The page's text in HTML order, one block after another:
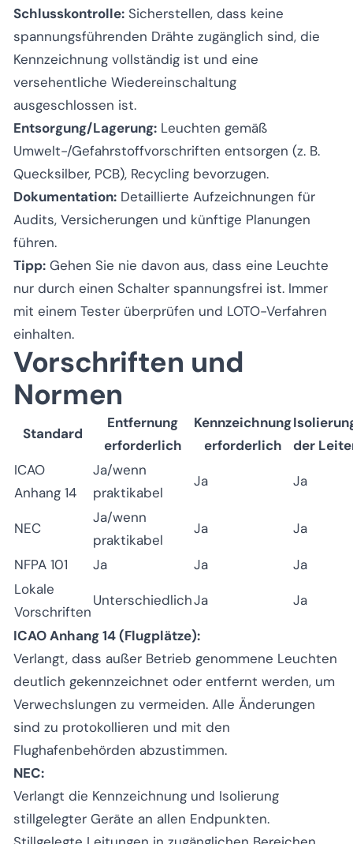
Schlusskontrolle: Sicherstellen, dass keine
spannungsführenden Drähte zugänglich sind, die
Kennzeichnung vollständig ist und eine
versehentliche Wiedereinschaltung
ausgeschlossen ist.
Entsorgung/Lagerung: Leuchten gemäß
Umwelt-/Gefahrstoffvorschriften entsorgen (z. B.
Quecksilber, PCB), Recycling bevorzugen.
Dokumentation: Detaillierte Aufzeichnungen für
Audits, Versicherungen und künftige Planungen
führen.
Tipp: Gehen Sie nie davon aus, dass eine Leuchte
nur durch einen Schalter spannungsfrei ist. Immer
mit einem Tester überprüfen und LOTO-Verfahren
einhalten.
Vorschriften und
Normen
Standard
Entfernung
erforderlich
Kennzeichnung
erforderlich
der
ICAO
Anhang 14
Ja/wenn
praktikabel
Ja Ja
NEC
Ja/wenn
praktikabel
Ja Ja
NFPA 101 Ja Ja
Ja
Lokale
Vorschriften
UnterschiedlichJa Ja
ICAO Anhang 14 (Flugplätze):
Verlangt, dass außer Betrieb genommene Leuchten
deutlich gekennzeichnet oder entfernt werden, um
Verwechslungen zu vermeiden. Alle Änderungen
sind zu protokollieren und mit den
Flughafenbehörden abzustimmen.
NEC:
Verlangt die Kennzeichnung und Isolierung
stillgelegter Geräte an allen Endpunkten.